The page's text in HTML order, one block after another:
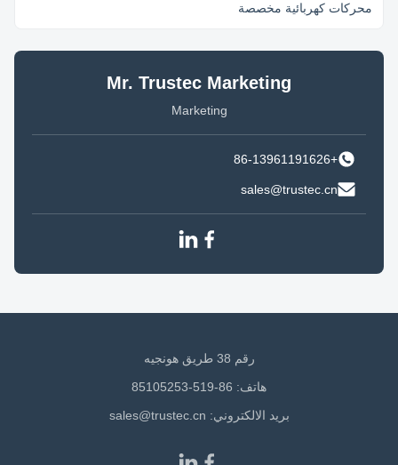
محركات كهربائية مخصصة
Mr. Trustec Marketing
Marketing
+86-13961191626
sales@trustec.cn
رقم 38 طريق هونجيه
هاتف: 86-519-85105253
بريد الالكتروني: sales@trustec.cn